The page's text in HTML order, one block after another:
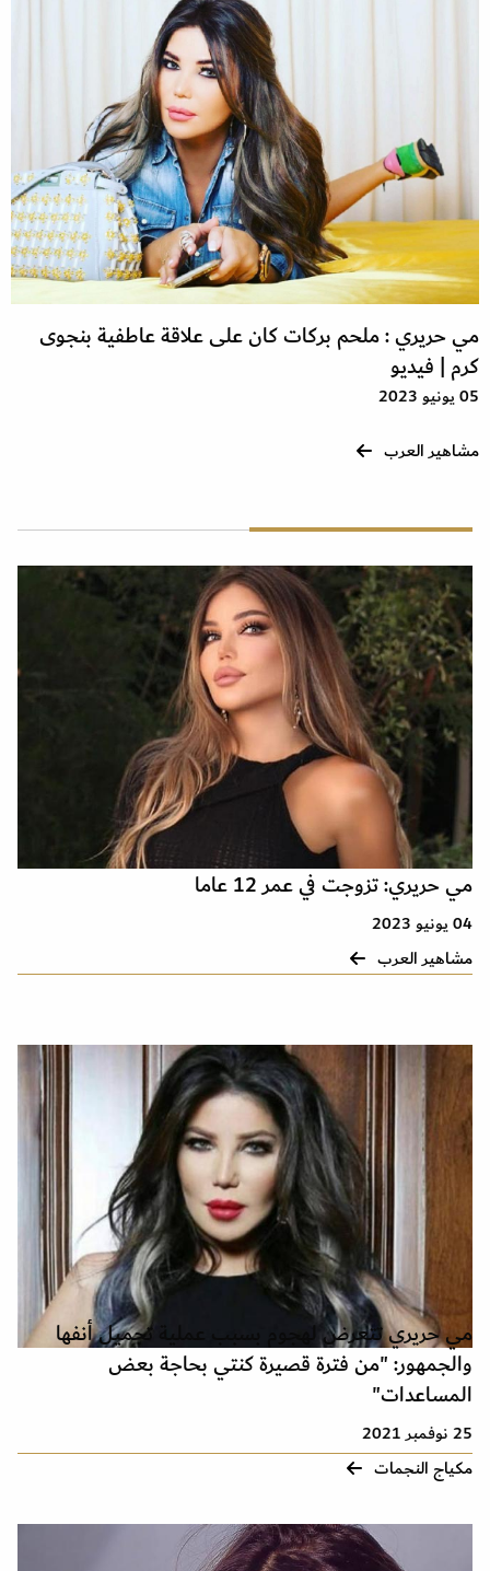
مي حريري : ملحم بركات كان على علاقة عاطفية بنجوى
كرم | فيديو
05 يونيو 2023
مشاهير العرب
مي حريري: تزوجت في عمر 12 عاما
04 يونيو 2023
مشاهير العرب
مي حريري تتعرض لهجوم بسبب عملية تجميل أنفها
والجمهور: "من فترة قصيرة كنتي بحاجة بعض
المساعدات"
25 نوفمبر 2021
مكياج النجمات